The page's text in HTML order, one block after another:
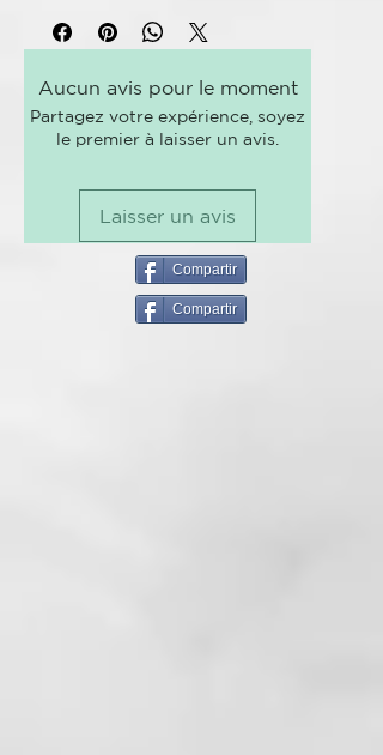
ESTRESADO, SECO Y
Tratamiento termal específico
para regenerar la fibra capilar. Es
un acondicionador intensivo
especialmente secos y
deteriorados. Aporta hidratación
y nutrición, mejorando
peinabilidad, brillo y suavidad.
Fórmula profesional.
Aucun avis pour le moment
Partagez votre expérience, soyez
le premier à laisser un avis.
Laisser un avis
Compartir
Compartir